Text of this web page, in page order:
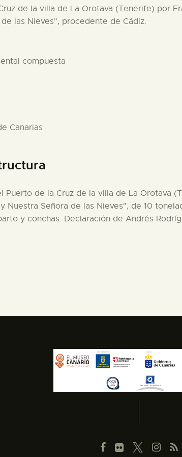
de la villa de La Orotava (Tenerife) por
las Nieves", procedente de Cádiz.
compuesta
Canarias
Puerto de la Cruz de la villa de La Orotava
Nuestra Señora de las Nieves", de 10
y conchas. Declaración de Andrés